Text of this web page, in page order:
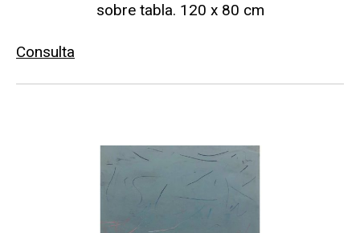
sobre tabla. 120 x 80 cm
Consulta